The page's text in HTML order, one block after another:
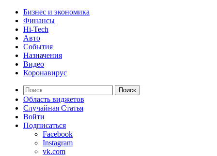
Бизнес и экономика
Финансы
Hi-Tech
Авто
События
Назначения
Видео
Коронавирус
Поиск
Область виджетов
Случайная Статья
Войти
Подписаться
Facebook
Instagram
vk.com